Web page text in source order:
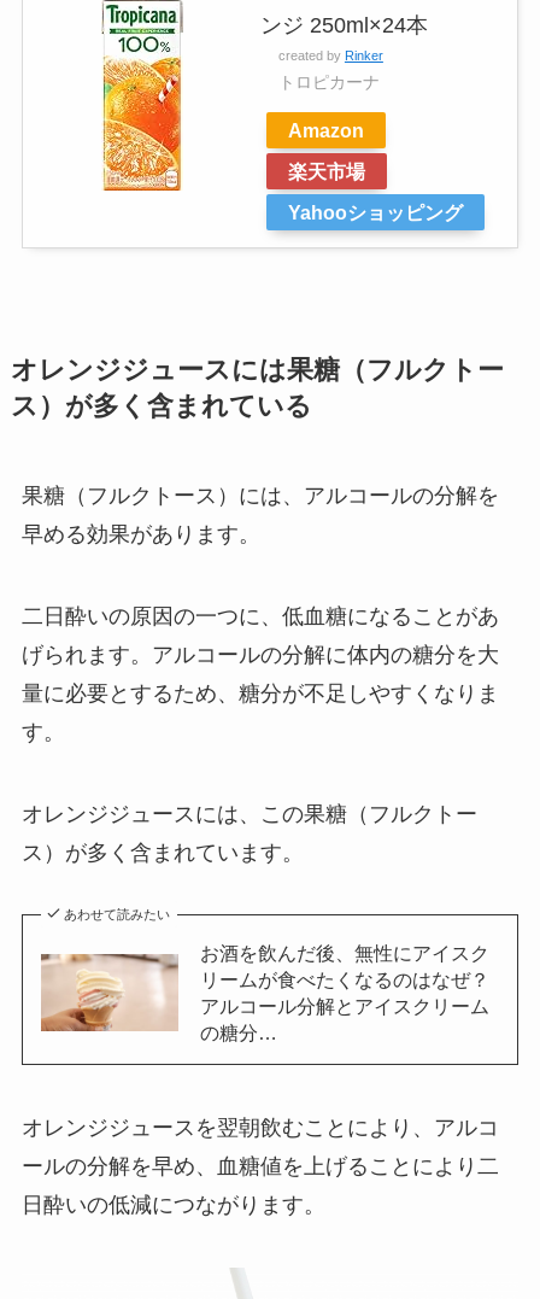
ンジ 250ml×24本
created by Rinker
トロピカーナ
Amazon
楽天市場
Yahooショッピング
オレンジジュースには果糖（フルクトー
ス）が多く含まれている
果糖（フルクトース）には、アルコールの分解を
早める効果があります。
二日酔いの原因の一つに、低血糖になることがあ
げられます。アルコールの分解に体内の糖分を大
量に必要とするため、糖分が不足しやすくなりま
す。
オレンジジュースには、この果糖（フルクトー
ス）が多く含まれています。
あわせて読みたい
お酒を飲んだ後、無性にアイスク
リームが食べたくなるのはなぜ？
アルコール分解とアイスクリーム
の糖分…
オレンジジュースを翌朝飲むことにより、アルコ
ールの分解を早め、血糖値を上げることにより二
日酔いの低減につながります。